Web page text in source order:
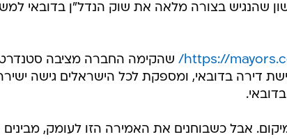
שהנגיש בצורה מלאה את שוק הנדל"ן בדובאי
https://
שהקימה החברה מציבה
דירה בדובאי, ומספקת לכל הישראלים גישה
אבל כשבוחנים את האמירה הזו לעומק, מבינים